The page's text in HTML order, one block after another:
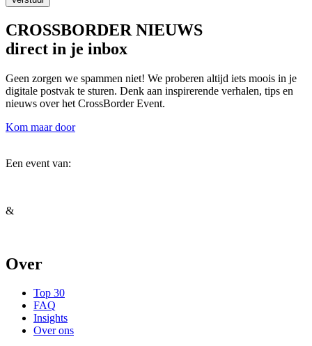
CROSSBORDER NIEUWS
direct in je inbox
Geen zorgen we spammen niet! We proberen altijd iets moois in je
digitale postvak te sturen. Denk aan inspirerende verhalen, tips en
nieuws over het CrossBorder Event.
Kom maar door
Een event van:
&
Over
Top 30
FAQ
Insights
Over ons